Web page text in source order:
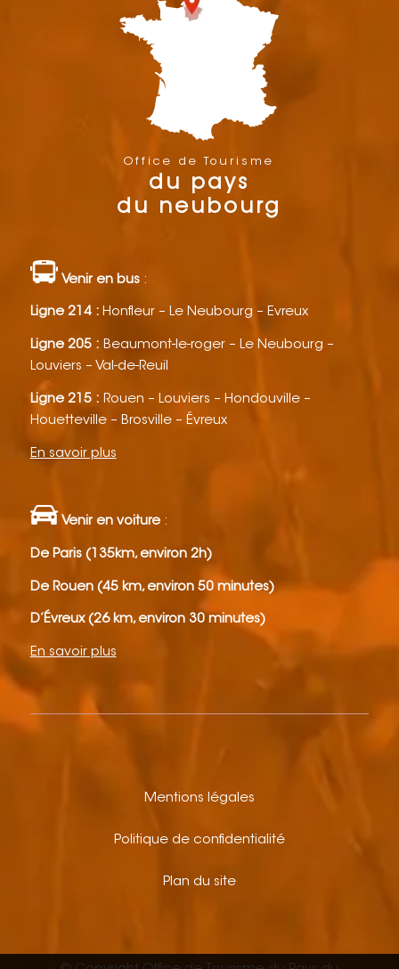
Office de Tourisme
du pays
du neubourg
Venir en bus:
Ligne 214 : Honfleur – Le Neubourg – Evreux
Ligne 205 : Beaumont-le-roger – Le Neubourg –
Louviers – Val-de-Reuil
Ligne 215 : Rouen – Louviers – Hondouville –
Houetteville – Brosville – Évreux
En savoir plus
Venir en voiture:
De Paris (135km, environ 2h)
De Rouen (45 km, environ 50 minutes)
D’Évreux (26 km, environ 30 minutes)
En savoir plus
Mentions légales
Politique de confidentialité
Plan du site